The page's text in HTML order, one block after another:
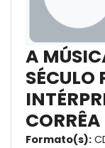
A
SÉCULO
CORRÊA
Formato(s):